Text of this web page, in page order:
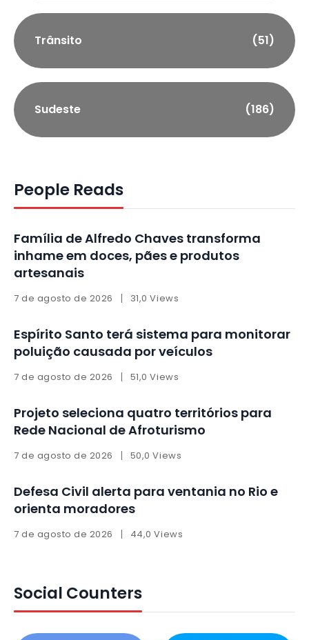
Trânsito (51)
Sudeste (186)
People Reads
Família de Alfredo Chaves transforma
inhame em doces, pães e produtos
artesanais
7 de agosto de 2026 31,0 Views
Espírito Santo terá sistema para monitorar
poluição causada por veículos
7 de agosto de 2026 51,0 Views
Projeto seleciona quatro territórios para
Rede Nacional de Afroturismo
7 de agosto de 2026 50,0 Views
Defesa Civil alerta para ventania no Rio e
orienta moradores
7 de agosto de 2026 44,0 Views
Social Counters